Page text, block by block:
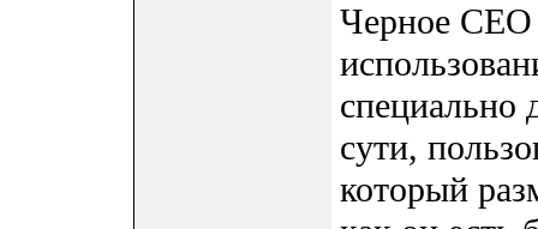
Черное СЕО
специально
сути,
который